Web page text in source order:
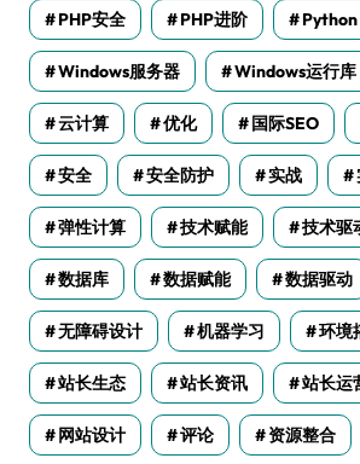
PHP安全 PHP进阶 Python
Windows服务器 Windows运行库
云计算 优化 国际SEO
安全 安全防护 实战
弹性计算 技术赋能 技术驱
数据库 数据赋能 数据驱动
无障碍设计 机器学习 环境
站长生态 站长资讯 站长运
网站设计 评论 资源整合